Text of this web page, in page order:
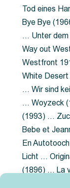
Tod eines
Bye Bye
… Unter
Way out
Westfront
White
… Wir sind
… Woyzeck
(1993) …
Bebe et
En
Licht …
(1896) … La